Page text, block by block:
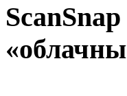
ScanSnap